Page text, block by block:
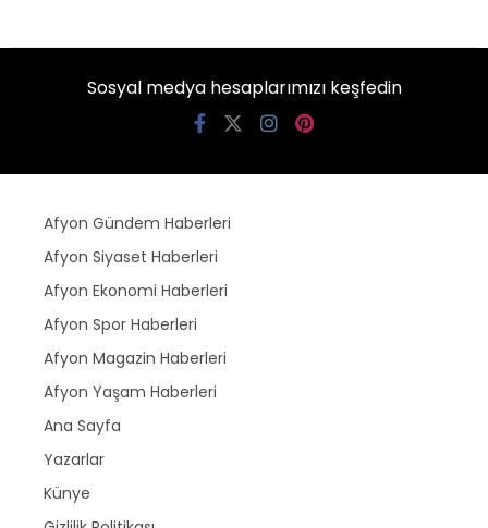
Sosyal medya hesaplarımızı keşfedin
Afyon Gündem Haberleri
Afyon Siyaset Haberleri
Afyon Ekonomi Haberleri
Afyon Spor Haberleri
Afyon Magazin Haberleri
Afyon Yaşam Haberleri
Ana Sayfa
Yazarlar
Künye